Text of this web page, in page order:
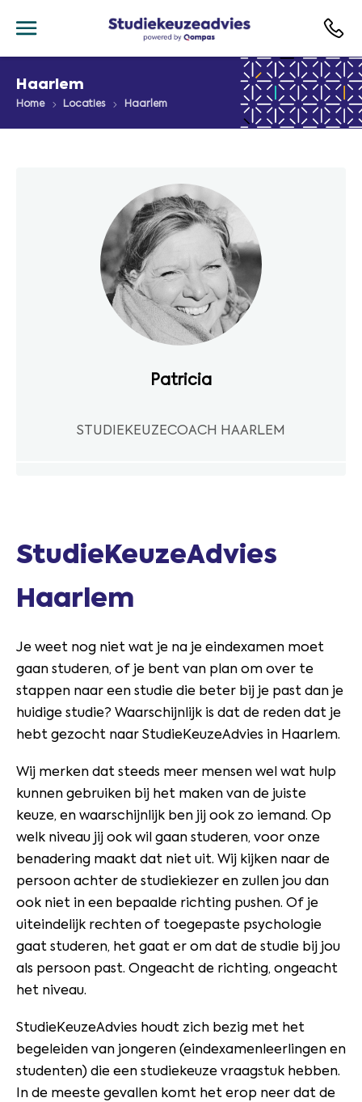
Haarlem
Home Locaties Haarlem
StudieKeuzeAdvies
Haarlem
Je weet nog niet wat je na je eindexamen moet
gaan studeren, of je bent van plan om over te
stappen naar een studie die beter bij je past dan je
huidige studie? Waarschijnlijk is dat de reden dat je
hebt gezocht naar StudieKeuzeAdvies in Haarlem.
Wij merken dat steeds meer mensen wel wat hulp
kunnen gebruiken bij het maken van de juiste
keuze, en waarschijnlijk ben jij ook zo iemand. Op
welk niveau jij ook wil gaan studeren, voor onze
benadering maakt dat niet uit. Wij kijken naar de
persoon achter de studiekiezer en zullen jou dan
ook niet in een bepaalde richting pushen. Of je
uiteindelijk rechten of toegepaste psychologie
gaat studeren, het gaat er om dat de studie bij jou
als persoon past. Ongeacht de richting, ongeacht
het niveau.
StudieKeuzeAdvies houdt zich bezig met het
begeleiden van jongeren (eindexamenleerlingen en
studenten) die een studiekeuze vraagstuk hebben.
In de meeste gevallen komt het erop neer dat de
Patricia
STUDIEKEUZECOACH HAARLEM